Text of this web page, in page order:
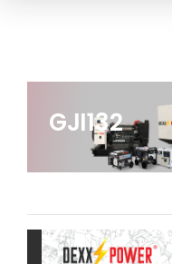
GJI132